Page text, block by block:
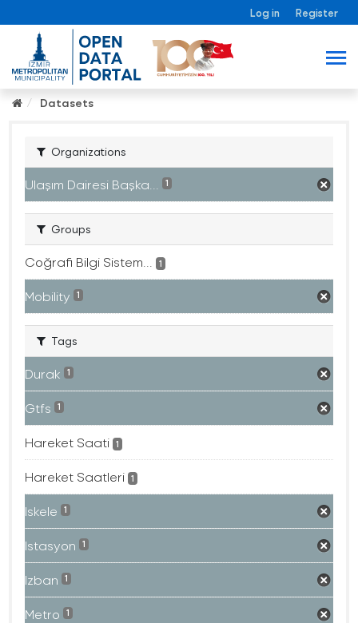
Log in Register
Datasets
Organizations
Ulaşım Dairesi Başka... 1
Groups
Coğrafi Bilgi Sistem... 1
Mobility 1
Tags
Durak 1
Gtfs 1
Hareket Saati 1
Hareket Saatleri 1
Iskele 1
Istasyon 1
Izban 1
Metro 1